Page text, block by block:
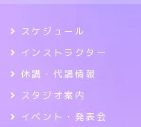
スケジュール
インストラクター
休講・代講情報
スタジオ案内
イベント・発表会